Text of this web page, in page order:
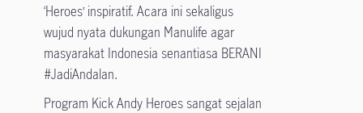
‘Heroes’ inspiratif. Acara ini sekaligus
wujud nyata dukungan Manulife agar
masyarakat Indonesia senantiasa BERANI
#JadiAndalan.
Program Kick Andy Heroes sangat sejalan